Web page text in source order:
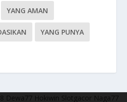
YANG AMAN
YANG PUNYA
Dewa77 Hokiwin Slotgacor Naga77